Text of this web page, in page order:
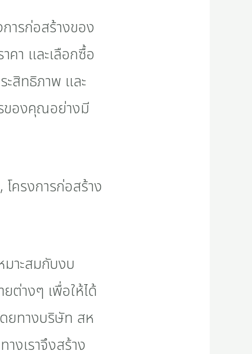
ารก่อสร้างของ
า และเลือกซื้อ
สิทธิภาพ และ
รของคุณอย่างมี
าะสมกับงบ
ต่างๆ เพื่อให้ได้
ยทางบริษัท สห
งเราจึงสร้าง